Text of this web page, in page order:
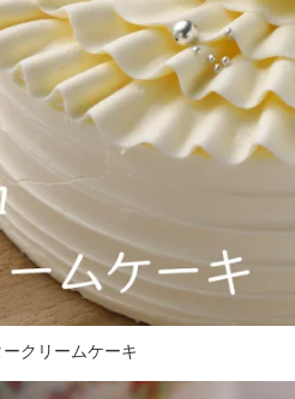
クリームケーキ